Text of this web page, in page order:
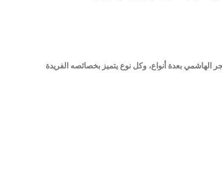
الهاشمي بعدة أنواع، وكل نوع يتميز بخصائصه الفريدة